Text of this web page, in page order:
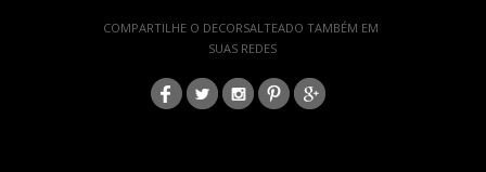
COMPARTILHE O DECORSALTEADO TAMBÉM EM
SUAS REDES